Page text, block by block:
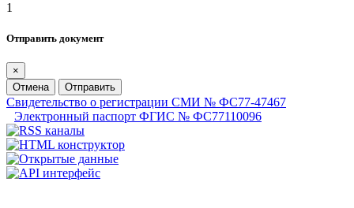
1
Отправить документ
×
Отмена
Отправить
Свидетельство о регистрации СМИ № ФС77-47467
Электронный паспорт ФГИС № ФС77110096